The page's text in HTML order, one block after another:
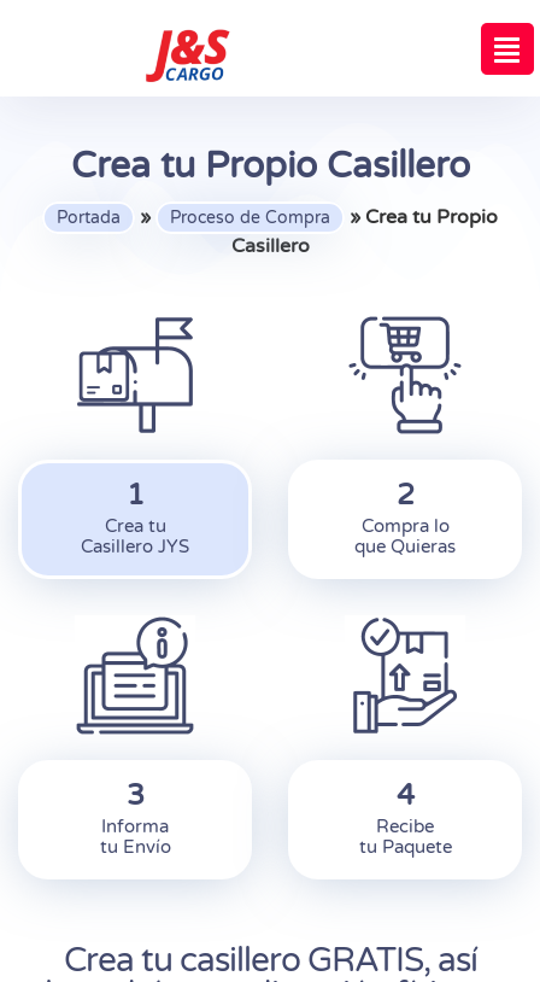
Crea tu Propio Casillero
Portada » Proceso de Compra » Crea tu Propio
Casillero
1
Crea tu
Casillero JYS
2
Compra lo
que Quieras
3
Informa
tu Envío
4
Recibe
tu Paquete
Crea tu casillero GRATIS, así